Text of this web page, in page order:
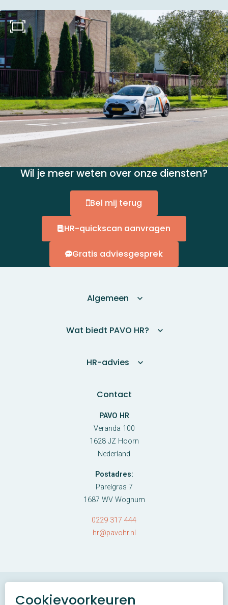
Wil je meer weten over onze diensten?
Bel mij terug
HR-quickscan aanvragen
Gratis adviesgesprek
Algemeen
Wat biedt PAVO HR?
HR-advies
Contact
PAVO HR
Veranda 100
1628 JZ Hoorn
Nederland
Postadres:
Parelgras 7
1687 WV Wognum
0229 317 444
hr@pavohr.nl
© PAVO HR
Cookievoorkeuren